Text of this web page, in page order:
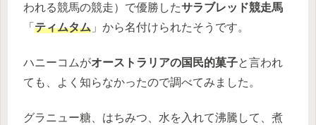
われる競馬の競走）で優勝したサラブレッド競走馬
「 ティムタム 」から名付けられたそうです。
ハニーコムがオーストラリアの国民的菓子と言われ
ても、よく知らなかったので調べてみました。
グラニュー糖、はちみつ、水を入れて沸騰して、煮